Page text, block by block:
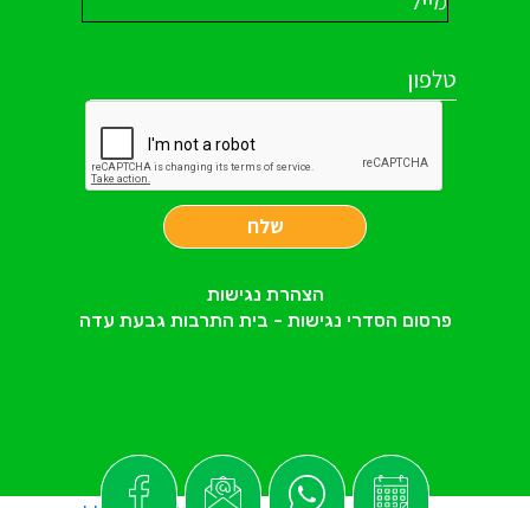
שלח
הצהרת נגישות
פרסום הסדרי נגישות - בית התרבות גבעת עדה